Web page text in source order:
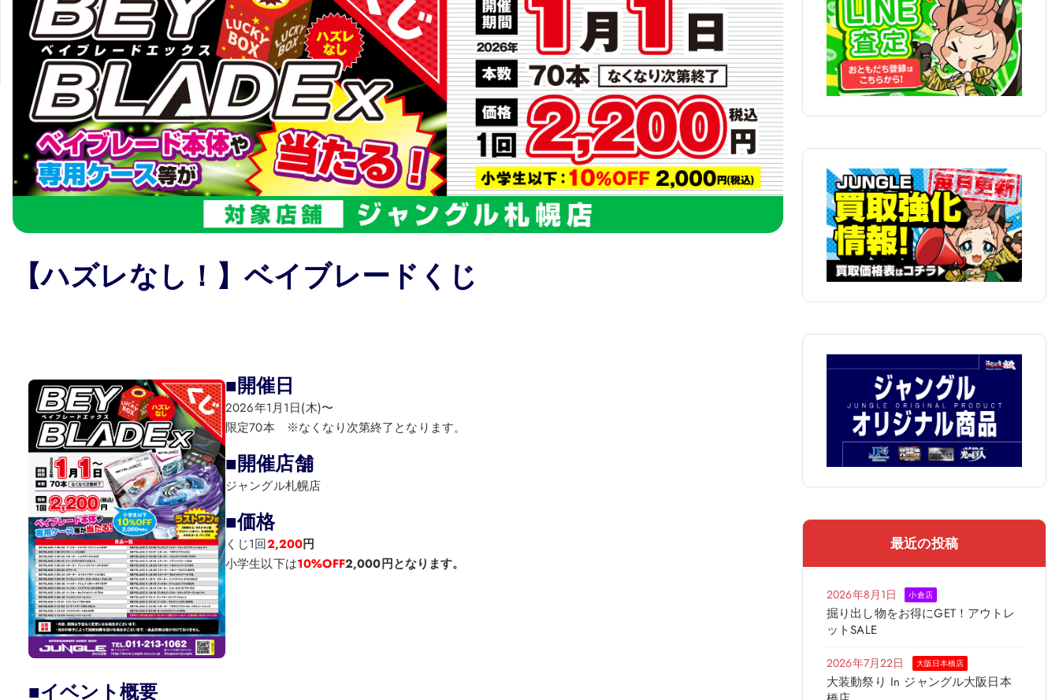
【ハズレなし！】ベイブレードくじ
■開催日
2026年1月1日(木)〜
限定70本 ※なくなり次第終了となります。
■開催店舗
ジャングル札幌店
■価格
くじ1回2,200円
小学生以下は10%OFF2,000円となります。
■イベント概要
最近の投稿
2026年8月1日 小倉店
掘り出し物をお得にGET！アウトレ
ットSALE
2026年7月22日 大阪日本橋店
大装動祭り In ジャングル大阪日本